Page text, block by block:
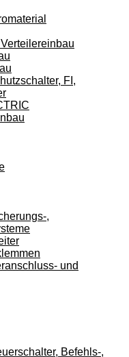
FI,
,
und
Befehls-,